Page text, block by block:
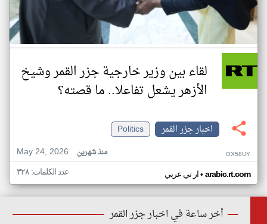
لقاء بين وزير خارجية جزر القمر وشيخ
الأزهر يشعل تفاعلا.. ما قصته؟
اخبار جزر القمر
Politics
May 24, 2026
منذ شهرين OX58UY
ار تي عربي• arabic.rt.com عدد الكلمات: ٣٢٨
أخر ساعة في اخبار جزر القمر